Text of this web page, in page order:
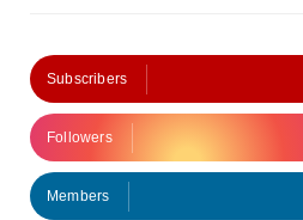
Subscribers
Followers
Members